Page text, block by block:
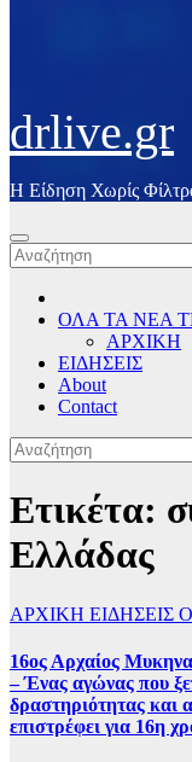
drlive.gr
Η Είδηση Χωρίς
ΟΛΑ ΤΑ ΝΕΑ
ΑΡΧΙΚΗ
ΕΙΔΗΣΕΙΣ
About
Contact
Ετικέτα:
Ελλάδας
ΑΡΧΙΚΗ ΕΙΔΗΣΕΙΣ
16ος Αρχαίος
– Ένας αγώνας που
δραστηριότητας και
επιστρέφει για 16η